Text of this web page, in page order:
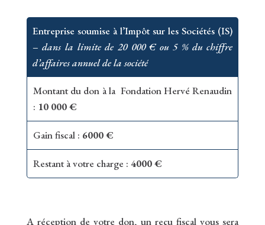
Entreprise soumise à l’Impôt sur les Sociétés (IS)
–dans la limite de 20 000 € ou 5 % du chiffre
d’affaires annuel de la société
Montant du don à la Fondation Hervé Renaudin
: 10 000 €
Gain fiscal : 6000 €
Restant à votre charge : 4000 €
A réception de votre don, un reçu fiscal vous sera